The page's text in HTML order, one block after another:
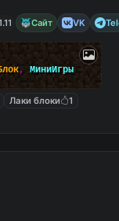
Сайт VK
, МиниИгры
Лаки блоки
1